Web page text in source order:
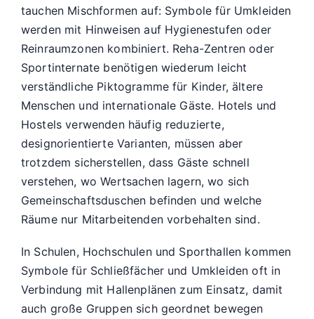
tauchen Mischformen auf: Symbole für Umkleiden
werden mit Hinweisen auf Hygienestufen oder
Reinraumzonen kombiniert. Reha-Zentren oder
Sportinternate benötigen wiederum leicht
verständliche Piktogramme für Kinder, ältere
Menschen und internationale Gäste. Hotels und
Hostels verwenden häufig reduzierte,
designorientierte Varianten, müssen aber
trotzdem sicherstellen, dass Gäste schnell
verstehen, wo Wertsachen lagern, wo sich
Gemeinschaftsduschen befinden und welche
Räume nur Mitarbeitenden vorbehalten sind.
In Schulen, Hochschulen und Sporthallen kommen
Symbole für Schließfächer und Umkleiden oft in
Verbindung mit Hallenplänen zum Einsatz, damit
auch große Gruppen sich geordnet bewegen